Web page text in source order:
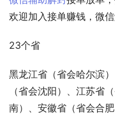
欢迎加入接单赚钱，微
23个省
黑龙江省（省会哈尔滨
（省会沈阳）、江苏省
南）、安徽省（省会合